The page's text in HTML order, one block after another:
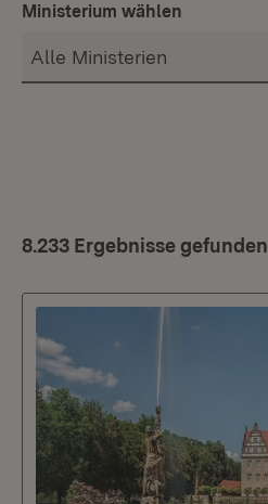
Ministerium wählen
8.233 Ergebnisse gefunden